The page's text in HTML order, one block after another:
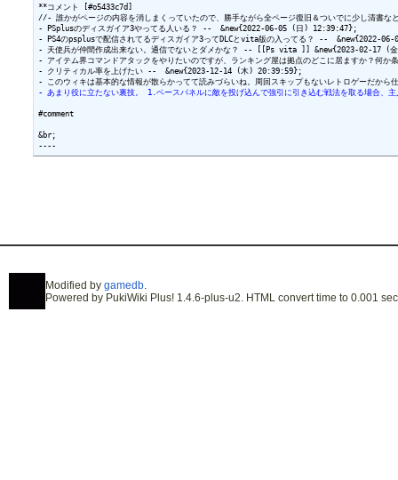
**コメント [#o5433c7d]
//- 誰かがページの内容を消しまくっていたので、勝手ながら全ページ復旧＆ついでに少し
- PSplusのディスガイア3やってる人いる？ --  &new{2022-06-05 (日) 12:39:47};
- PS4のpsplusで配信されてるディスガイア3ってDLCとvita版の入ってる？ --  &new{2022-
- 天使兵が仲間作成出来ない。通信でないとダメかな？ -- [[Ps vita ]] &new{2023-02-17 (
- アイテム界コマンドアタックをやりたいのですが、ランキング屋は拠点のどこに居ますか
- クリティカル率を上げたい --  &new{2023-12-14 (木) 20:39:59};
- あまり役に立たない裏技。 1.ベースパネルに敵を投げ込んで強引に引き込む戦法を取る場合
#comment
&br;
Modified by gamedb.
Powered by PukiWiki Plus! 1.4.6-plus-u2. HTML convert time to 0.001